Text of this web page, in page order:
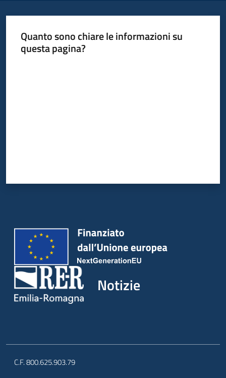
Quanto sono chiare le informazioni su
questa pagina?
Notizie
C.F. 800.625.903.79